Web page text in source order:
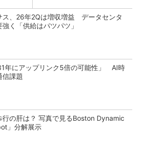
ス、26年2Qは増収増益 データセンタ
強く「供給はパツパツ」
年にアップリンク5倍の可能性」 AI時
信課題
行の肝は？ 写真で見るBoston Dynamic
」分解展示